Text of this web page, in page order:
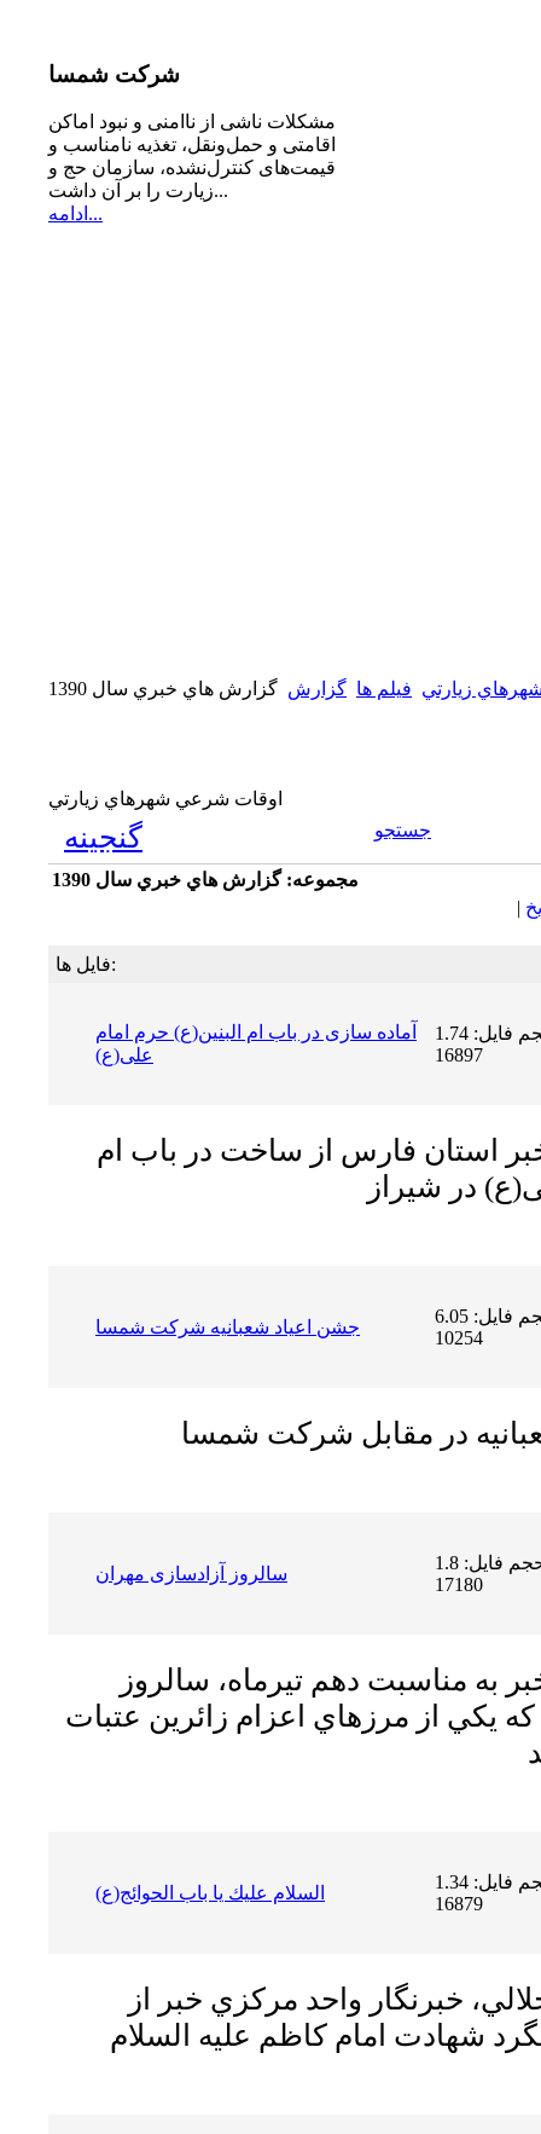
شرکت شمسا
مشكلات ناشی از ناامنی و نبود اماكن
اقامتی و حمل‌ونقل، تغذیه‌ نامناسب و
قیمت‌های كنترل‌نشده، سازمان حج و
زیارت را بر آن داشت...
ادامه...
زيارتي فيلم ها گزارش گزارش هاي خبري سال 1390
اوقات شرعي شهرهاي زيارتي
گنجینه جستجو
مجموعه: گزارش هاي خبري سال 1390
|
فایل ها:
آماده سازی در باب ام البنین(ع) حرم امام
علی(ع)
حجم فایل: 1.74 MB | دریافت ها:
16897
استان فارس از ساخت در باب ام
در شیراز
جشن اعیاد شعبانیه شرکت شمسا
حجم فایل: 6.05 MB | دریافت ها:
10254
در مقابل شرکت شمسا
سالروز آزادسازی مهران
حجم فایل: 1.8 MB | دریافت ها:
17180
به مناسبت دهم تیرماه، سالروز
يكي از مرزهاي اعزام زائرين عتبات
السلام عليك يا باب الحوائج(ع)
حجم فایل: 1.34 MB | دریافت ها:
16879
خبرنگار واحد مركزي خبر از
شهادت امام كاظم عليه السلام